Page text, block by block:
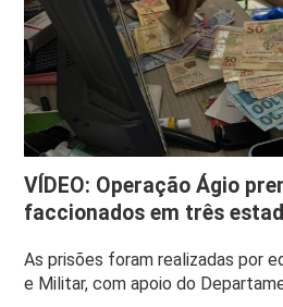
VÍDEO: Operação Ágio
faccionados em três
As prisões foram realizadas por
e Militar, com apoio do